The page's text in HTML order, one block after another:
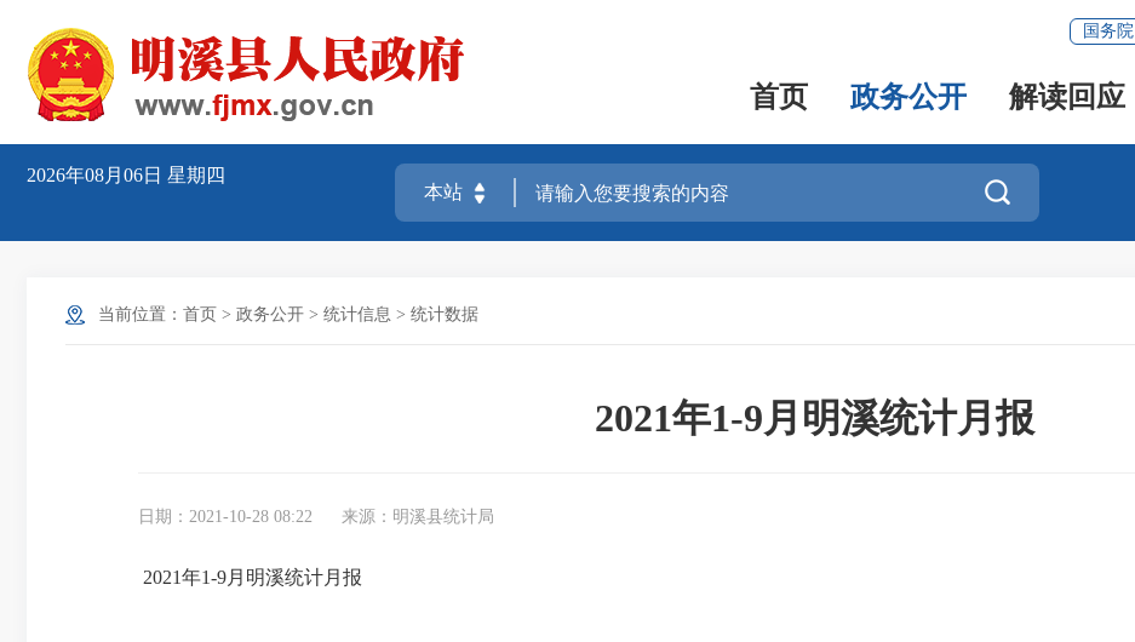
国务院
首页 政务公开 解读回应
2026年08月06日 星期四

当前位置： 首页 > 政务公开 > 统计信息 > 统计数据
2021年1-9月明溪统计月报
日期：2021-10-28 08:22 来源：明溪县统计局
2021年1-9月明溪统计月报